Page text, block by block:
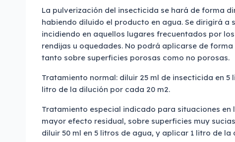
La pulverización del insecticida se hará de forma
habiendo diluido el producto en agua. Se dirigirá a
incidiendo en aquellos lugares frecuentados por
rendijas u oquedades. No podrá aplicarse de
tanto sobre superficies porosas como no porosas.
Tratamiento normal: diluir 25 ml de insecticida en 5
litro de la dilución por cada 20 m2.
Tratamiento especial indicado para situaciones en
mayor efecto residual, sobre superficies muy
diluir 50 ml en 5 litros de agua, y aplicar 1 litro de